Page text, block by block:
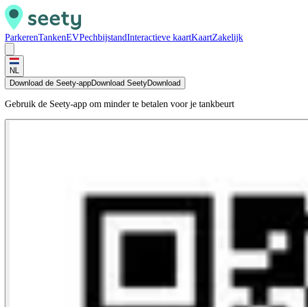
ParkerenTankenEVPechbijstandInteractieve kaartKaartZakelijk
NL
Download de Seety-appDownload SeetyDownload
Gebruik de Seety-app om minder te betalen voor je tankbeurt